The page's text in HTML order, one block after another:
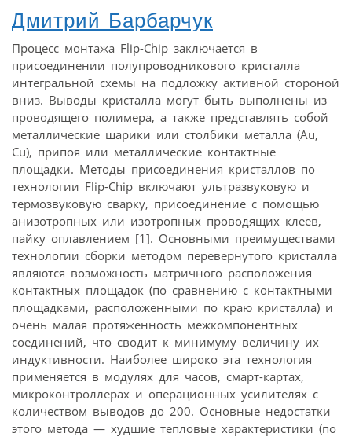
Дмитрий Барбарчук
Процесс монтажа Flip-Chip заключается в
присоединении полупроводникового кристалла
интегральной схемы на подложку активной стороной
вниз. Выводы кристалла могут быть выполнены из
проводящего полимера, а также представлять собой
металлические шарики или столбики металла (Au,
Cu), припоя или металлические контактные
площадки. Методы присоединения кристаллов по
технологии Flip-Chip включают ультразвуковую и
термозвуковую сварку, присоединение с помощью
анизотропных или изотропных проводящих клеев,
пайку оплавлением [1]. Основными преимуществами
технологии сборки методом перевернутого кристалла
являются возможность матричного расположения
контактных площадок (по сравнению с контактными
площадками, расположенными по краю кристалла) и
очень малая протяженность межкомпонентных
соединений, что сводит к минимуму величину их
индуктивности. Наиболее широко эта технология
применяется в модулях для часов, смарт-картах,
микроконтроллерах и операционных усилителях с
количеством выводов до 200. Основные недостатки
этого метода — худшие тепловые характеристики (по